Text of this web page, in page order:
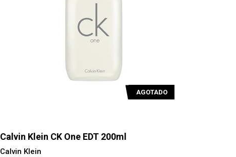
AGOTADO
Calvin Klein CK One EDT 200ml
Calvin Klein